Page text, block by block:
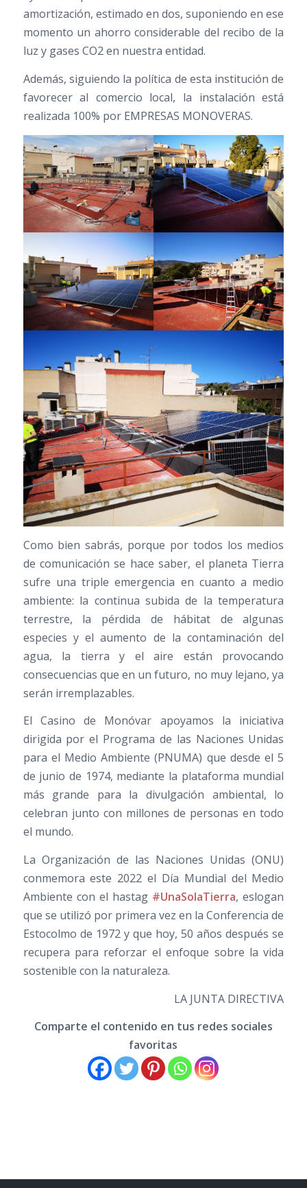
amortización, estimado en dos, suponiendo en ese
momento un ahorro considerable del recibo de la
luz y gases CO2 en nuestra entidad.
Además, siguiendo la política de esta institución de
favorecer al comercio local, la instalación está
realizada 100% por EMPRESAS MONOVERAS.
Como bien sabrás, porque por todos los medios
de comunicación se hace saber, el planeta Tierra
sufre una triple emergencia en cuanto a medio
ambiente: la continua subida de la temperatura
terrestre, la pérdida de hábitat de algunas
especies y el aumento de la contaminación del
agua, la tierra y el aire están provocando
consecuencias que en un futuro, no muy lejano, ya
serán irremplazables.
El Casino de Monóvar apoyamos la iniciativa
dirigida por el Programa de las Naciones Unidas
para el Medio Ambiente (PNUMA) que desde el 5
de junio de 1974, mediante la plataforma mundial
más grande para la divulgación ambiental, lo
celebran junto con millones de personas en todo
el mundo.
La Organización de las Naciones Unidas (ONU)
conmemora este 2022 el Día Mundial del Medio
Ambiente con el hastag #UnaSolaTierra, eslogan
que se utilizó por primera vez en la Conferencia de
Estocolmo de 1972 y que hoy, 50 años después se
recupera para reforzar el enfoque sobre la vida
sostenible con la naturaleza.
LA JUNTA DIRECTIVA
Comparte el contenido en tus redes sociales
favoritas